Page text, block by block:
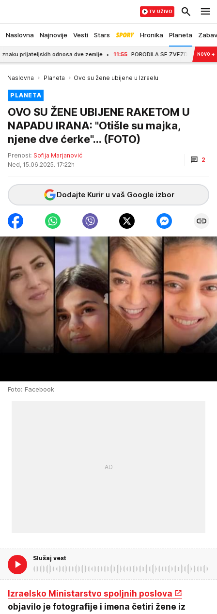
Naslovna Najnovije Vesti Stars Hronika Planeta
TV UŽIVO
prijateljskih odnosa dve zemlje 11:55 PORODILA SE ZVEZDA GRANDANOVO →
Naslovna Planeta Ovo su žene ubijene u Izraelu
PLANETA
OVO SU ŽENE UBIJENE RAKETOM U
NAPADU IRANA: "Otišle su majka,
njene dve ćerke"... (FOTO)
Prenosi: Sofija Marjanović
Ned, 15.06.2025. 17:22h
2
Dodajte Kurir u vaš Google izbor
Foto: Facebook
Slušaj vest
Izraelsko Ministarstvo spoljnih poslova
objavilo je fotografije i imena četiri žene iz